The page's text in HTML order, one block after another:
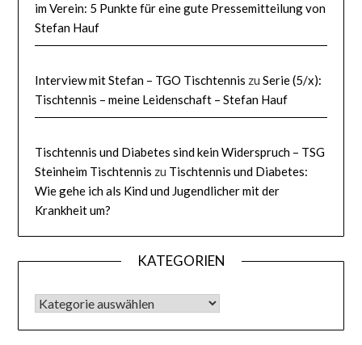
im Verein: 5 Punkte für eine gute Pressemitteilung von
Stefan Hauf
Interview mit Stefan – TGO Tischtennis zuSerie (5/x):
Tischtennis – meine Leidenschaft – Stefan Hauf
Tischtennis und Diabetes sind kein Widerspruch – TSG
Steinheim Tischtennis zu Tischtennis und Diabetes:
Wie gehe ich als Kind und Jugendlicher mit der
Krankheit um?
KATEGORIEN
KATEGORIEN